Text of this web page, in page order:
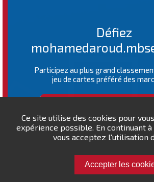
Ce site utilise des cookies pour
expérience possible. En continuant
vous acceptez l'utilisation
Accepter les
Défiez
Participez au plus grand
jeu de cartes préféré des